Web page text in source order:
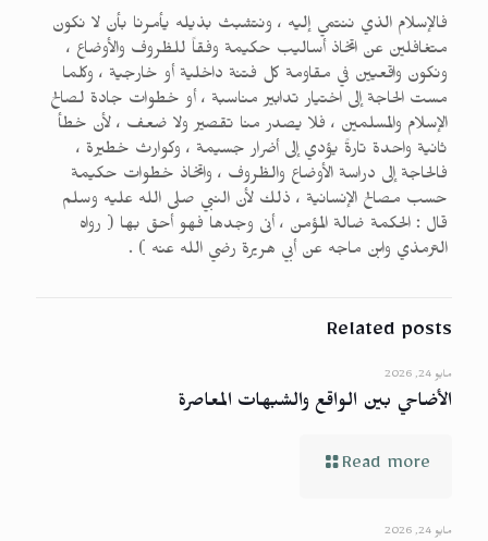
فالإسلام الذي ننتمي إليه ، ونتشبث بذيله يأمرنا بأن لا نكون
متغافلين عن اتخاذ أساليب حكيمة وفقاً للظروف والأوضاع ،
ونكون واقعيين في مقاومة كل فتنة داخلية أو خارجية ، وكلما
مست الحاجة إلى اختيار تدابير مناسبة ، أو خطوات جادة لصالح
الإسلام والمسلمين ، فلا يصدر منا تقصير ولا ضعف ، لأن خطأ
ثانية واحدة تارةً يؤدي إلى أضرار جسيمة ، وكوارث خطيرة ،
فالحاجة إلى دراسة الأوضاع والظروف ، واتخاذ خطوات حكيمة
حسب مصالح الإنسانية ، ذلك لأن النبي صلى الله عليه وسلم
قال : الحكمة ضالة المؤمن ، أنى وجدها فهو أحق بها ( رواه
الترمذي وابن ماجه عن أبي هريرة رضي الله عنه ) .
Related posts
مايو 24, 2026
الأضاحي بين الواقع والشبهات المعاصرة
Read more
مايو 24, 2026